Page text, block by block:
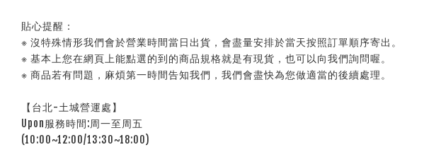
貼心提醒：
※ 沒特殊情形我們會於營業時間當日出貨，會盡量安排於當天按照訂單順序寄出。
※ 基本上您在網頁上能點選的到的商品規格就是有現貨，也可以向我們詢問喔。
※ 商品若有問題，麻煩第一時間告知我們，我們會盡快為您做適當的後續處理。
【台北-土城營運處】
Upon服務時間:周一至周五
(10:00~12:00/13:30~18:00)